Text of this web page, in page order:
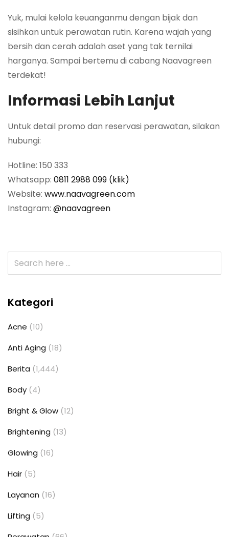
Yuk, mulai kelola keuanganmu dengan bijak dan
sisihkan untuk perawatan rutin. Karena wajah yang
bersih dan cerah adalah aset yang tak ternilai
harganya. Sampai bertemu di cabang Naavagreen
terdekat!
Informasi Lebih Lanjut
Untuk detail promo dan reservasi perawatan, silakan
hubungi:
Hotline: 150 333
Whatsapp: 0811 2988 099 (klik)
Website: www.naavagreen.com
Instagram: @naavagreen
Kategori
Acne (10)
Anti Aging (18)
Berita (1,444)
Body (4)
Bright & Glow (12)
Brightening (13)
Glowing (16)
Hair (5)
Layanan (16)
Lifting (5)